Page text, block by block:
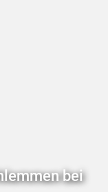
bei